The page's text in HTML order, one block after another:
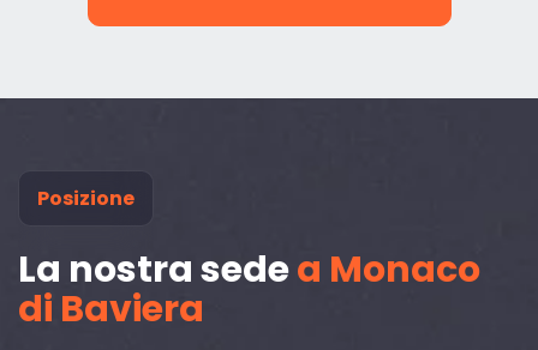
Posizione
La nostra sedea Monaco
di Baviera